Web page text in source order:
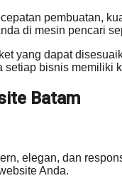
pembuatan,
di mesin pencari
yang dapat
bisnis
Batam
elegan, dan
Anda.